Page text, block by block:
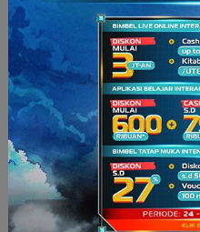
Nilai Kf
Bagaimana RG Squad?
proses terbentuknya es
kalau titik beku itu tercapai
padat berada pada tekanan
Master Teacherdengan
ruangbelajarsekarang!